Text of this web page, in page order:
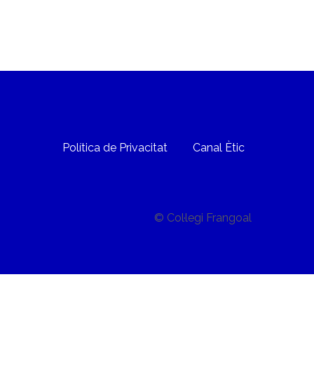
Política de Privacitat Canal Ètic
© Col·legi Frangoal